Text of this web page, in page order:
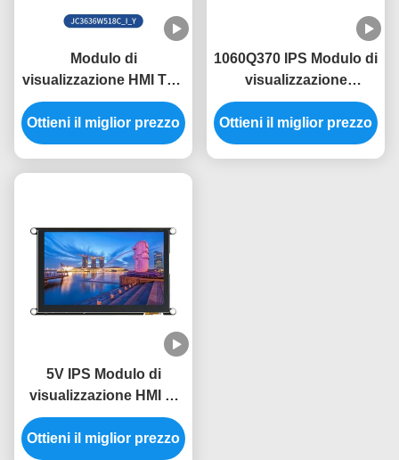
Modulo di
visualizzazione HMI TFT
5V JC3636W518C con
angolo di visione di 60°
e design leggero
Ottieni il miglior prezzo
1060Q370 IPS Modulo di
visualizzazione
dell'interfaccia uomo-
macchina La
combinazione perfetta
Ottieni il miglior prezzo
5V IPS Modulo di
visualizzazione HMI di
grado industriale
-30~80.C Temperatura
Ottieni il miglior prezzo